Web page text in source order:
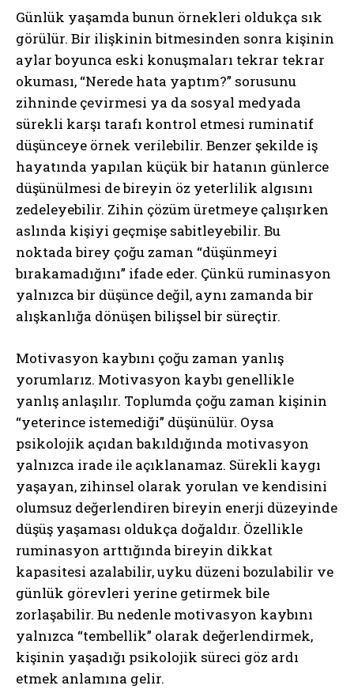
Günlük yaşamda bunun örnekleri oldukça sık
görülür. Bir ilişkinin bitmesinden sonra kişinin
aylar boyunca eski konuşmaları tekrar tekrar
okuması, “Nerede hata yaptım?” sorusunu
zihninde çevirmesi ya da sosyal medyada
sürekli karşı tarafı kontrol etmesi ruminatif
düşünceye örnek verilebilir. Benzer şekilde iş
hayatında yapılan küçük bir hatanın günlerce
düşünülmesi de bireyin öz yeterlilik algısını
zedeleyebilir. Zihin çözüm üretmeye çalışırken
aslında kişiyi geçmişe sabitleyebilir. Bu
noktada birey çoğu zaman “düşünmeyi
bırakamadığını” ifade eder. Çünkü ruminasyon
yalnızca bir düşünce değil, aynı zamanda bir
alışkanlığa dönüşen bilişsel bir süreçtir.
Motivasyon kaybını çoğu zaman yanlış
yorumlarız. Motivasyon kaybı genellikle
yanlış anlaşılır. Toplumda çoğu zaman kişinin
“yeterince istemediği” düşünülür. Oysa
psikolojik açıdan bakıldığında motivasyon
yalnızca irade ile açıklanamaz. Sürekli kaygı
yaşayan, zihinsel olarak yorulan ve kendisini
olumsuz değerlendiren bireyin enerji düzeyinde
düşüş yaşaması oldukça doğaldır. Özellikle
ruminasyon arttığında bireyin dikkat
kapasitesi azalabilir, uyku düzeni bozulabilir ve
günlük görevleri yerine getirmek bile
zorlaşabilir. Bu nedenle motivasyon kaybını
yalnızca “tembellik” olarak değerlendirmek,
kişinin yaşadığı psikolojik süreci göz ardı
etmek anlamına gelir.